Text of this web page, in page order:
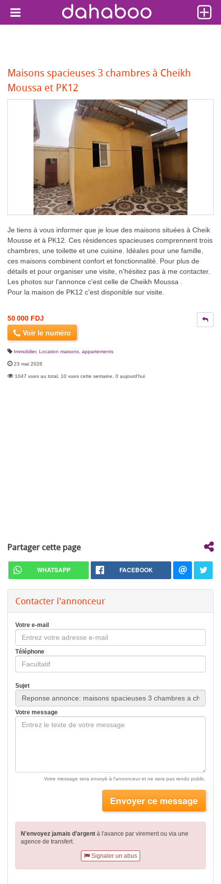
Maisons spacieuses 3 chambres à Cheikh
Moussa et PK12
Je tiens à vous informer que je loue des maisons situées à Cheik
Mousse et à PK12. Ces résidences spacieuses comprennent trois
chambres, une toilette et une cuisine. Idéales pour une famille,
ces maisons combinent confort et fonctionnalité. Pour plus de
détails et pour organiser une visite, n'hésitez pas à me contacter.
Les photos sur l'annonce c'est celle de Cheikh Moussa .
Pour la maison de PK12 c'est disponible sur visite.
50 000 FDJ
Voir le numéro
Immobilier, Location maisons, appartements
23 mai 2026
1047 vues au total, 10 vues cette semaine, 0 aujourd'hui
Partager cette page
WHATSAPP FACEBOOK
Contacter l'annonceur
Votre e-mail
Téléphone
Sujet
Votre message
Votre message sera envoyé à l'annonceur et ne sera pas rendu public.
Envoyer ce message
N’envoyez jamais d’argent à l'avance par virementou via une
agence de transfert.
Signaler un abus